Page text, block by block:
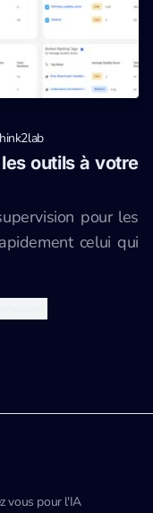
outils à votre
pour les
celui qui
vous pour l'IA